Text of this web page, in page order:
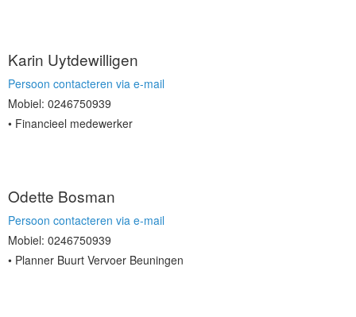
Karin Uytdewilligen
Persoon contacteren via e-mail
Mobiel: 0246750939
Financieel medewerker
Odette Bosman
Persoon contacteren via e-mail
Mobiel: 0246750939
Planner Buurt Vervoer Beuningen